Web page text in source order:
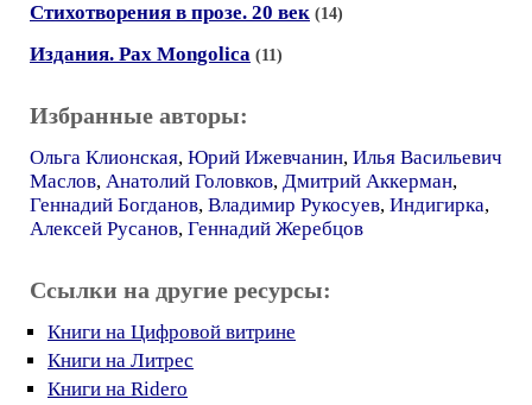
Стихотворения в прозе. 20 век (14)
Издания. Pax Mongolica (11)
Избранные авторы:
Ольга Клионская, Юрий Ижевчанин, Илья Васильевич
Маслов, Анатолий Головков, Дмитрий Аккерман,
Геннадий Богданов, Владимир Рукосуев, Индигирка,
Алексей Русанов, Геннадий Жеребцов
Ссылки на другие ресурсы:
Книги на Цифровой витрине
Книги на Литрес
Книги на Ridero